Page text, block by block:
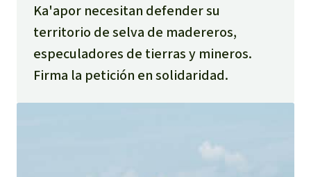
Ka'apor necesitan defender su
territorio de selva de madereros,
especuladores de tierras y mineros.
Firma la petición en solidaridad.